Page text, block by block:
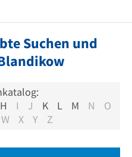
Suchen und
H I J K L M N
O
W X Y Z